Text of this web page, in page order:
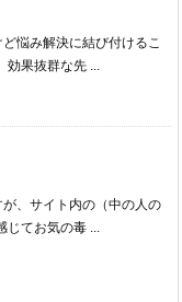
悩み解決に結び付けるこ
効果抜群な先 ...
、サイト内の（中の人の
じてお気の毒 ...